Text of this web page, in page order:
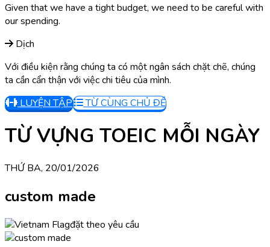
Given that we have a tight budget, we need to be careful with
our spending.
Dịch
Với điều kiện rằng chúng ta có một ngân sách chặt chẽ, chúng
ta cần cẩn thận với việc chi tiêu của mình.
LUYỆN TẬP
TỪ CÙNG CHỦ ĐỀ
TỪ VỰNG TOEIC MỖI NGÀY
THỨ BA, 20/01/2026
custom made
đặt theo yêu cầu